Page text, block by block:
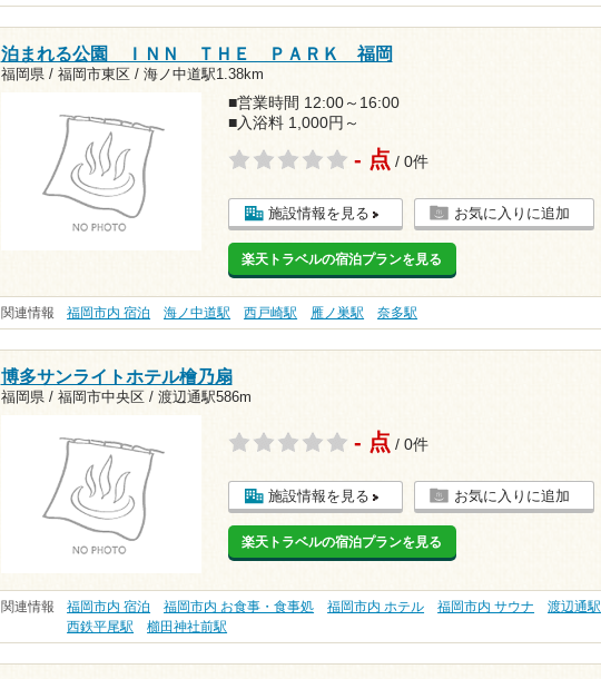
泊まれる公園 ＩＮＮ ＴＨＥ ＰＡＲＫ 福岡
福岡県 / 福岡市東区 / 海ノ中道駅1.38km
■営業時間 12:00～16:00
■入浴料 1,000円～
- 点 / 0件
施設情報を見る お気に入りに追加
楽天トラベルの宿泊プランを見る
関連情報 福岡市内 宿泊 海ノ中道駅 西戸崎駅 雁ノ巣駅 奈多駅
博多サンライトホテル檜乃扇
福岡県 / 福岡市中央区 / 渡辺通駅586m
- 点 / 0件
施設情報を見る お気に入りに追加
楽天トラベルの宿泊プランを見る
関連情報 福岡市内 宿泊 福岡市内 お食事・食事処 福岡市内 ホテル 福岡市内 サウナ 渡辺通駅
西鉄平尾駅
櫛田神社前駅